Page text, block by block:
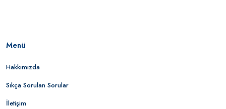
Menü
Hakkımızda
Sıkça Sorulan Sorular
İletişim